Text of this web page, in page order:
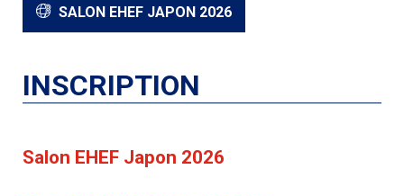
SALON EHEF JAPON 2026
INSCRIPTION
Salon EHEF Japon 2026